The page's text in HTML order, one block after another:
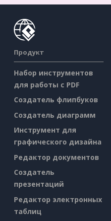
Продукт
Набор инструментов
для работы с PDF
Создатель флипбуков
Создатель диаграмм
Инструмент для
графического дизайна
Редактор документов
Создатель
презентаций
Редактор электронных
таблиц